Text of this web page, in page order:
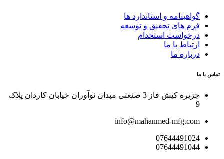
گواهینامه و استاندارد ها
فرم های تحقیق و توسعه
درخواست استخدام
ارتباط با ما
درباره ما
تماس با ما
جزیره کیش فاز 3 صنعتی میدان نوآوران خیابان کاردان پلاک
9
info@mahanmed-mfg.com
07644491024
07644491044